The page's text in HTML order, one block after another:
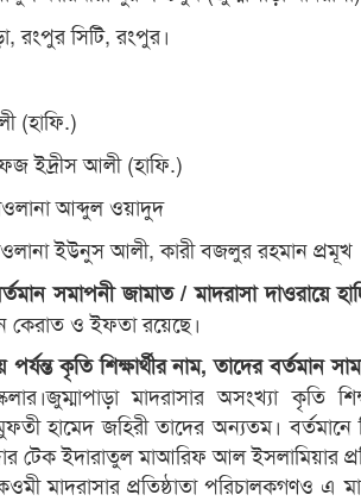
রংপুর সিটি, রংপুর।
(হাফি.)
ইদ্রীস আলী (হাফি.)
আব্দুল ওয়াদুদ
ইউনুস আলী, কারী বজলুর রহমান প্রমূখ
সমাপনী জামাত / মাদরাসা
কেরাত ও ইফতা রয়েছে।
কৃতি শিক্ষার্থীর নাম, তাদের বর্তমান
মাদরাসার অসংখ্যা কৃতি
হামেদ জহিরী তাদের অন্যতম। বর্তমানে
টেক ইদারাতুল মাআরিফ আল ইসলামিয়ার
মাদরাসার প্রতিষ্ঠাতা পরিচালকগণও এ